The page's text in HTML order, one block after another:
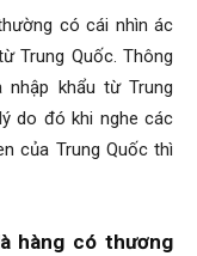
có cái nhìn ác
Trung Quốc. Thông
khẩu từ Trung
do đó khi nghe các
của Trung Quốc thì
hàng có thương